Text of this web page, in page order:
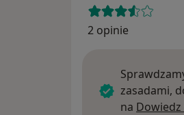
2 opinie
zasadami,
na Dowiedz